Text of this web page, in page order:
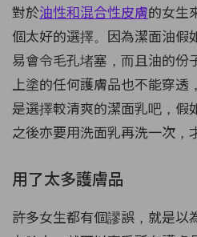
對於油性和混合性皮膚的女生
個太好的選擇。因為潔面油假
易會令毛孔堵塞，而且油的份
上塗的任何護膚品也不能穿
是選擇較清爽的潔面乳吧，假
之後亦要用洗面乳再洗一次，
用了太多護膚品
許多女生都有個謬誤，就是以